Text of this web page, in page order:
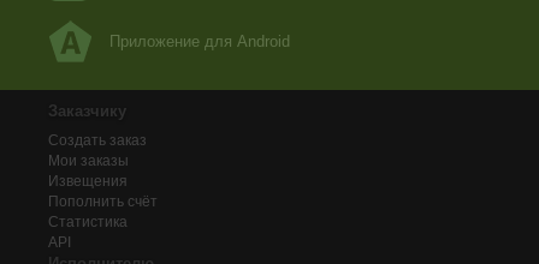
Приложение для Android
Заказчику
Создать заказ
Мои заказы
Извещения
Пополнить счёт
Статистика
API